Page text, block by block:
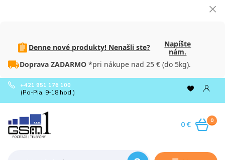
Denne nové produkty! Nenašli ste?
Napíšte
nám.
Doprava ZADARMO *pri nákupe nad 25 € (do 5kg).
+421 951 176 100
(Po-Pia, 9-18 hod.)
0
0 €